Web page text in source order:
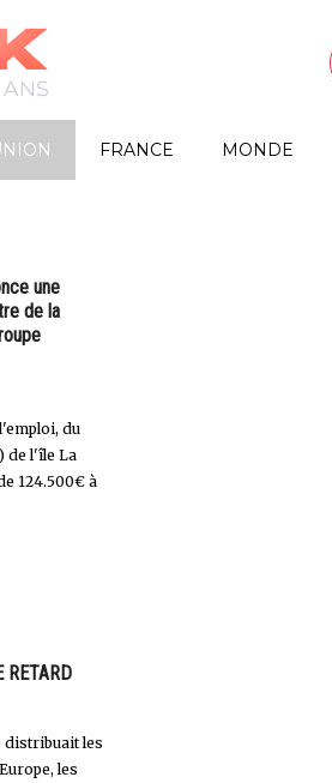
FRANCE MONDE
une
de la
du
de l'île La
124.500€ à
RETARD
distribuait les
les